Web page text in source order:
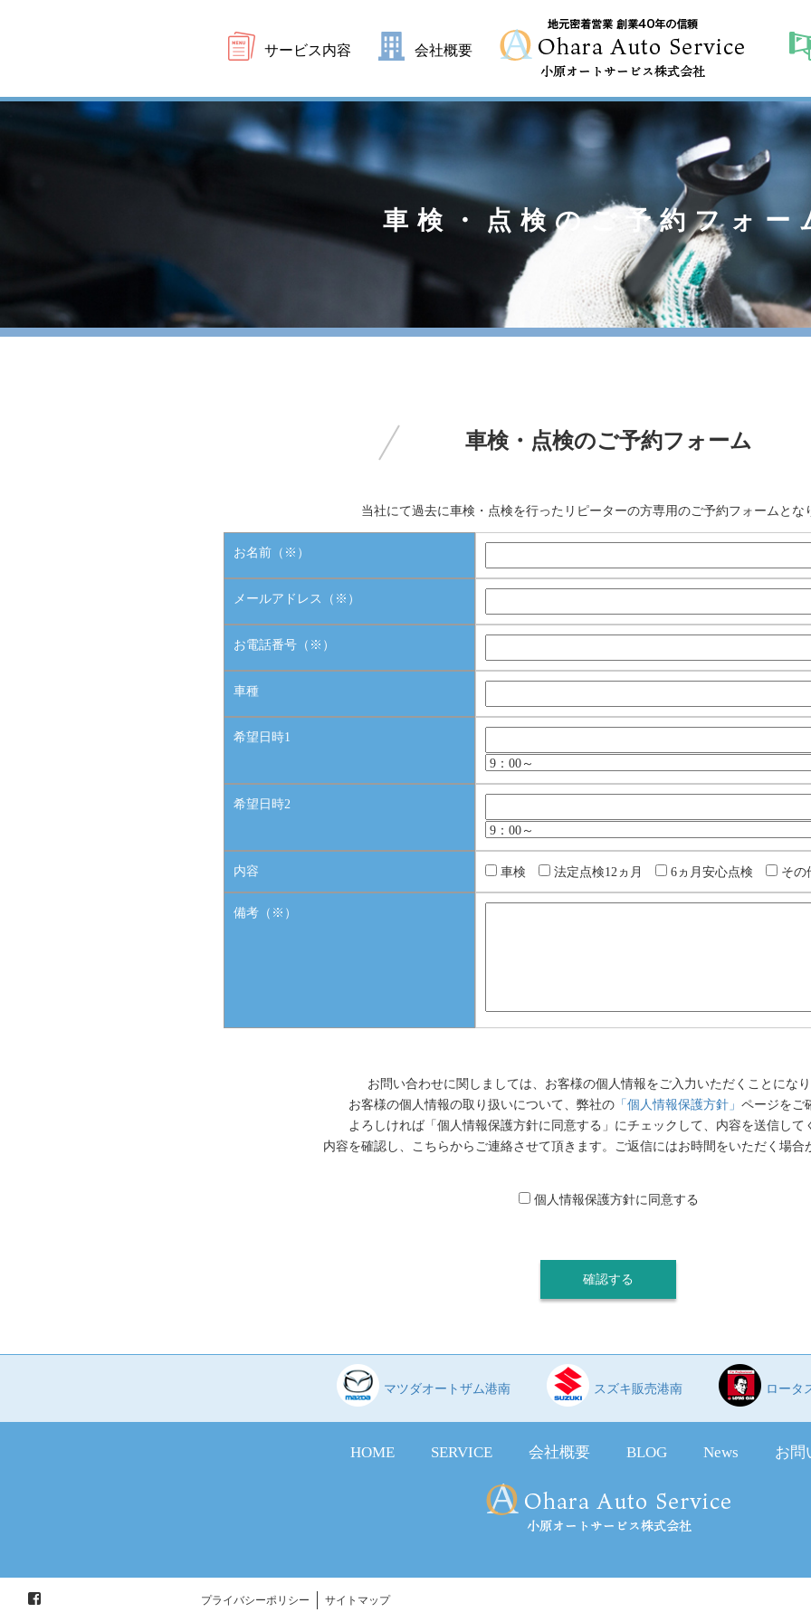
サービス内容 会社概要
車検・点検のご予約フォー
車検・点検のご予約フォーム
当社にて過去に車検・点検を行ったリピーターの方専用のご予約フォームとな
お名前 （※）
メールアドレス （※）
お電話番号 （※）
車種
希望日時1
希望日時2
内容 車検 法定点検12ヵ月 6ヵ月安心点検 その
備考 （※）
お問い合わせに関しましては、お客様の個人情報をご入力いただくことにな
お客様の個人情報の取り扱いについて、弊社の 「個人情報保護方針」 ページをご
よろしければ「個人情報保護方針に同意する」にチェックして、内容を送信して
内容を確認し、こちらからご連絡させて頂きます。ご返信にはお時間をいただく場合
個人情報保護方針に同意する
マツダオートザム港南 スズキ販売港南 ロータ
HOME SERVICE 会社概要 BLOG News お問
プライバシーポリシー サイトマップ